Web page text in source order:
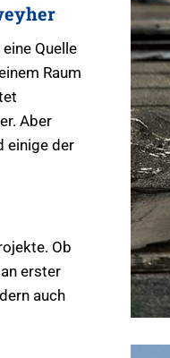
Quelle
Raum
Aber
einige der
Ob
erster
auch